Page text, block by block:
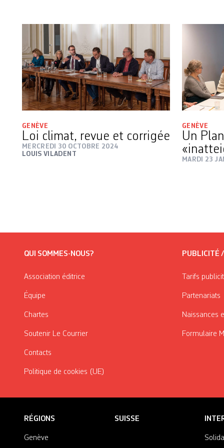
GENÈVE
Loi climat, revue et corrigée
MERCREDI 30 OCTOBRE 2024
LOUIS VILADENT
GENÈVE
Un
MARDI 23
QUI SOMMES-NOUS?
Association éditrice
Équipe
Chartes
Soutenir Le Courrier
Contacts
Politique de cookies (UE)
PUBLICITÉ
Tarifs
Partenariats
Naissances
Formulaire
RÉGIONS
Genève
SUISSE